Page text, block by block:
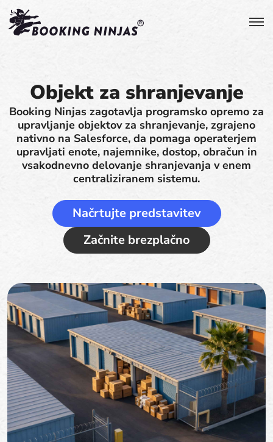
Objekt za shranjevanje
Booking Ninjas zagotavlja programsko opremo za
upravljanje objektov za shranjevanje, zgrajeno
nativno na Salesforce, da pomaga operaterjem
upravljati enote, najemnike, dostop, obračun in
vsakodnevno delovanje shranjevanja v enem
centraliziranem sistemu.
Načrtujte predstavitev
Začnite brezplačno